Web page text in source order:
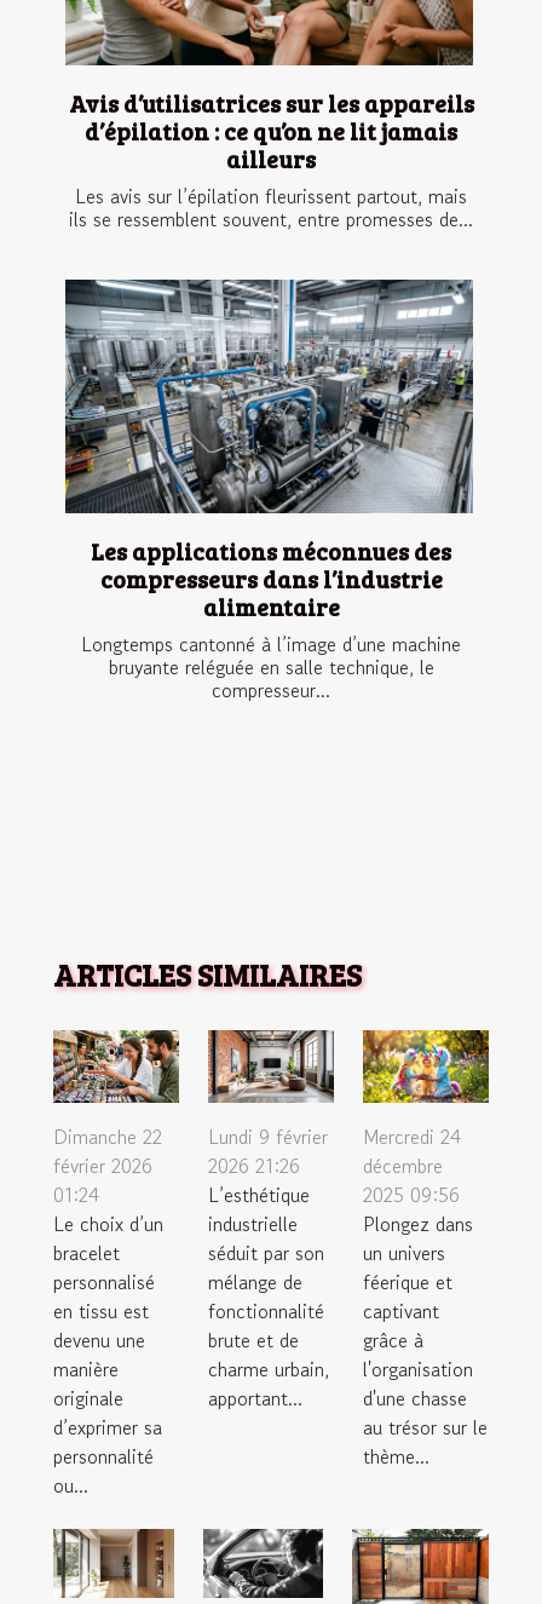
Avis d’utilisatrices sur les appareils
d’épilation : ce qu’on ne lit jamais
ailleurs
Les avis sur l’épilation fleurissent partout, mais
ils se ressemblent souvent, entre promesses de...
Les applications méconnues des
compresseurs dans l’industrie
alimentaire
Longtemps cantonné à l’image d’une machine
bruyante reléguée en salle technique, le
compresseur...
ARTICLES SIMILAIRES
Dimanche 22
février 2026
01:24
Le choix d’un
bracelet
personnalisé
en tissu est
devenu une
manière
originale
d’exprimer sa
personnalité
ou...
Lundi 9 février
2026 21:26
L’esthétique
industrielle
séduit par son
mélange de
fonctionnalité
brute et de
charme urbain,
apportant...
Mercredi 24
décembre
2025 09:56
Plongez dans
un univers
féerique et
captivant
grâce à
l'organisation
d'une chasse
au trésor sur le
thème...